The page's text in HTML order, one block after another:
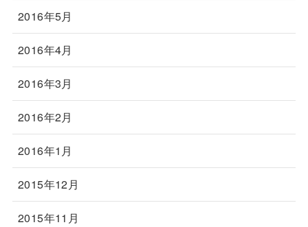
2016年5月
2016年4月
2016年3月
2016年2月
2016年1月
2015年12月
2015年11月